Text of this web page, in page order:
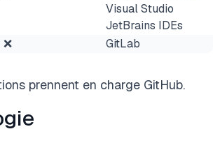
Visual Studio
JetBrains IDEs
❌ GitLab
prennent en charge GitHub.